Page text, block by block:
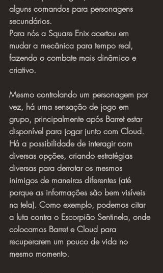
alguns comandos para personagens
secundários.
Para nós a Square Enix acertou em
mudar a mecânica para tempo real,
fazendo o combate mais dinâmico e
criativo.
Mesmo controlando um personagem por
vez, há uma sensação de jogo em
grupo, principalmente após Barret estar
disponível para jogar junto com Cloud.
Há a possibilidade de interagir com
diversas opções, criando estratégias
diversas para derrotar os mesmos
inimigos de maneiras diferentes (até
porque as informações são bem visíveis
na tela). Como exemplo, podemos citar
a luta contra o Escorpião Sentinela, onde
colocamos Barret e Cloud para
recuperarem um pouco de vida no
mesmo momento.